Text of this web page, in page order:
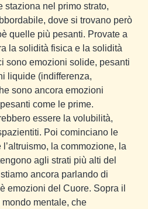
staziona nel primo strato,
dove si trovano però
quelle più pesanti. Provate a
la solidità fisica e la solidità
sono emozioni solide, pesanti
liquide (indifferenza,
sono ancora emozioni
come le prime.
essere la volubilità,
Poi cominciano le
la commozione, la
agli strati più alti del
ancora parlando di
emozioni del Cuore. Sopra il
mentale, che